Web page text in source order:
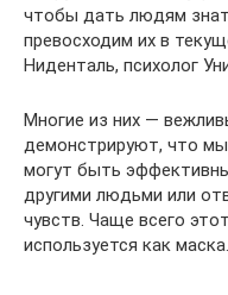
чтобы дать людям
превосходим их в
Ниденталь, психолог
Многие из них —
демонстрируют, что
могут быть
другими людьми или
чувств. Чаще всего
используется как маска.